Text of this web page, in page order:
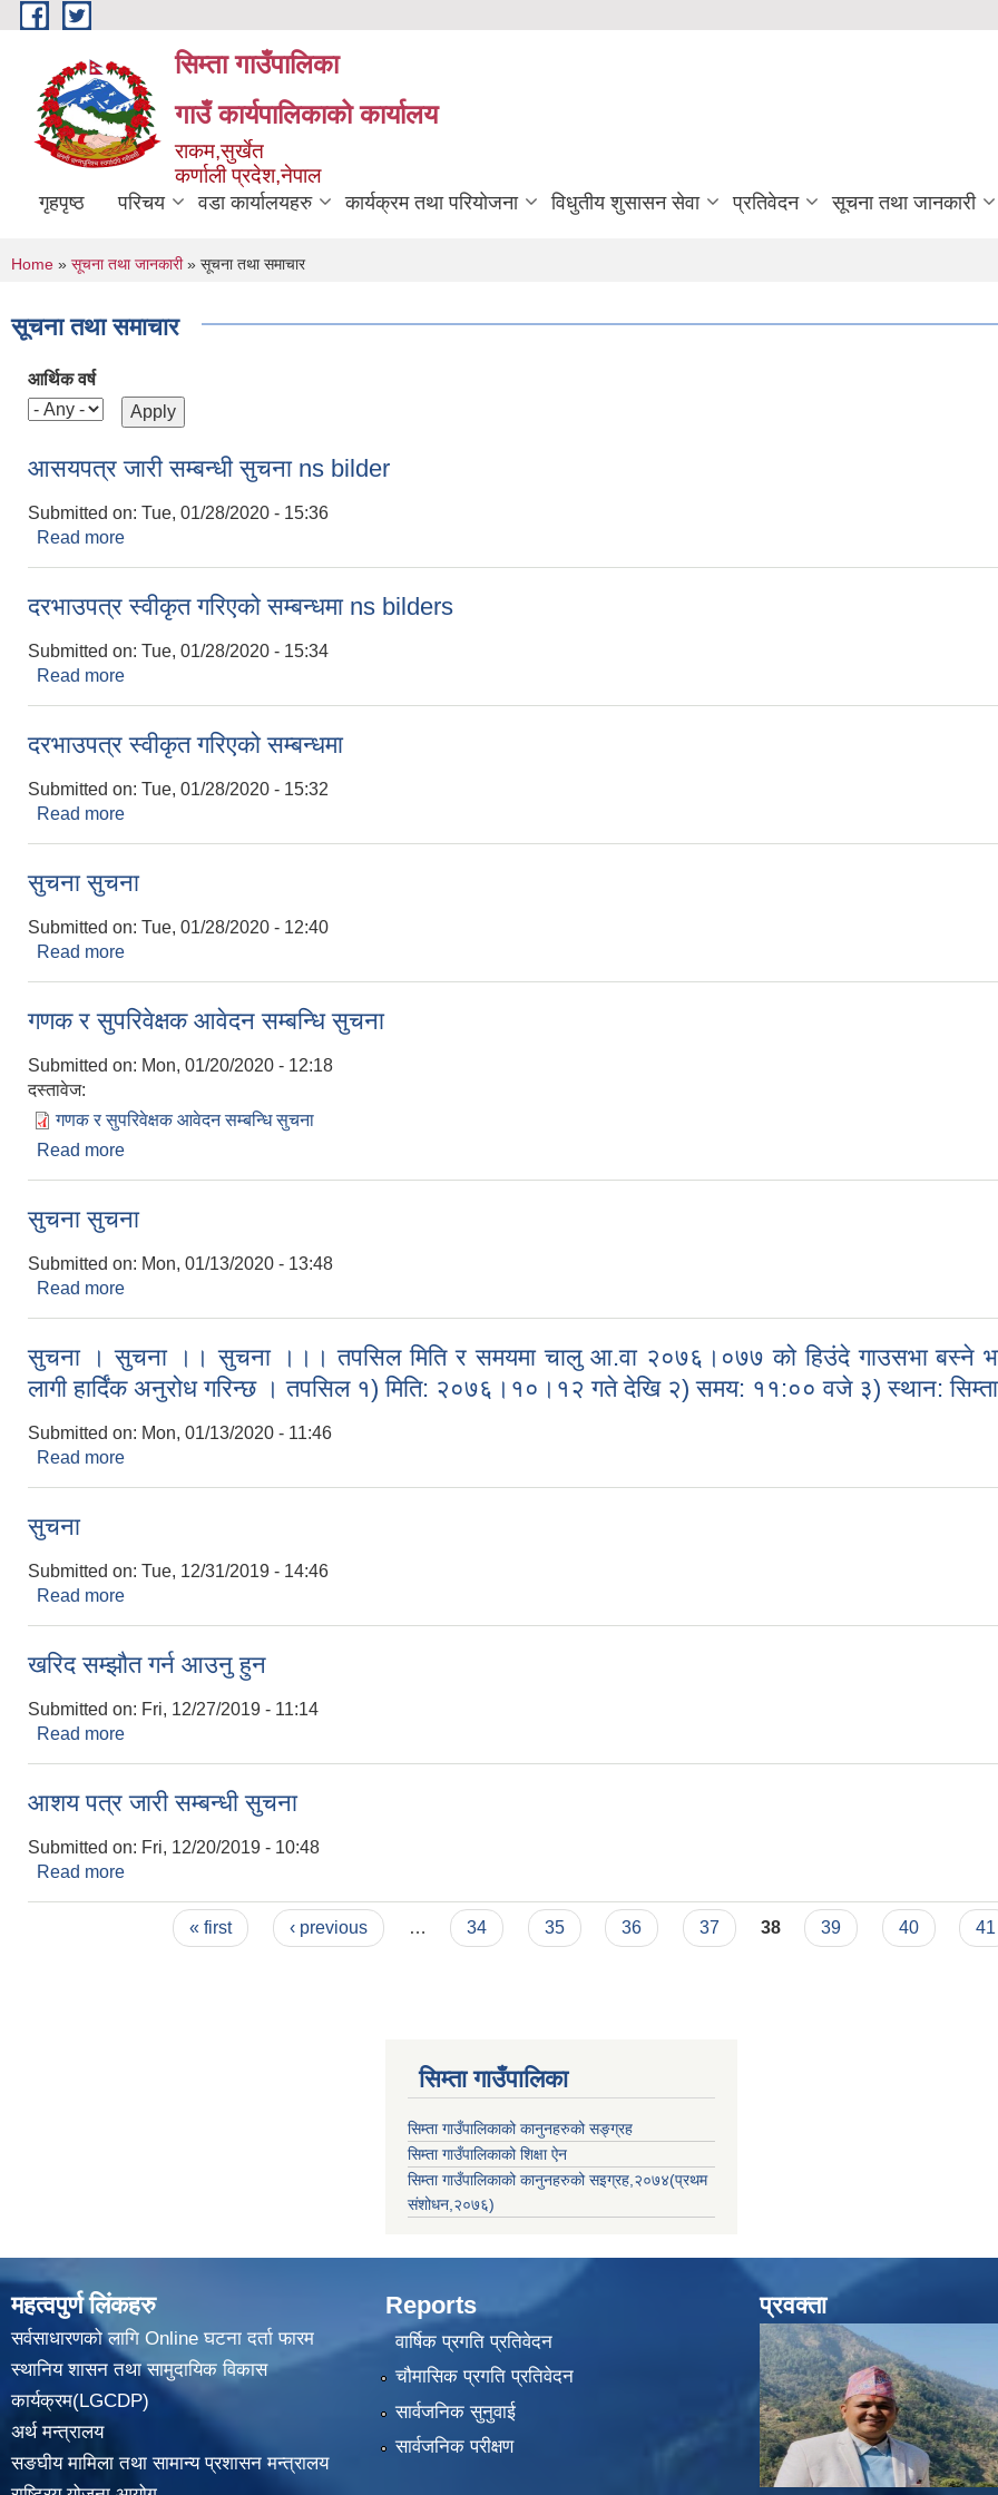
Skip to main content
सिम्ता गाउँपालिका
गाउँ कार्यपालिकाको कार्यालय
राकम,सुर्खेत
कर्णाली प्रदेश,नेपाल
गृहपृष्ठ परिचय वडा कार्यालयहरु कार्यक्रम तथा परियोजना विधुतीय शुसासन सेवा प्रतिवेदन सूचना तथा जानकारी
You are here
Home » सूचना तथा जानकारी» सूचना तथा समाचार
सूचना तथा समाचार
आर्थिक वर्ष
आसयपत्र जारी सम्बन्धी सुचना ns bilder
Submitted on: Tue, 01/28/2020 - 15:36
Read more
दरभाउपत्र स्वीकृत गरिएको सम्बन्धमा ns bilders
Submitted on: Tue, 01/28/2020 - 15:34
Read more
दरभाउपत्र स्वीकृत गरिएको सम्बन्धमा
Submitted on: Tue, 01/28/2020 - 15:32
Read more
सुचना सुचना
Submitted on: Tue, 01/28/2020 - 12:40
Read more
गणक र सुपरिवेक्षक आवेदन सम्बन्धि सुचना
Submitted on: Mon, 01/20/2020 - 12:18
दस्तावेज:
गणक र सुपरिवेक्षक आवेदन सम्बन्धि सुचना
Read more
सुचना सुचना
Submitted on: Mon, 01/13/2020 - 13:48
Read more
सुचना । सुचना ।। सुचना ।।। तपसिल मिति र समयमा चालु आ.वा २०७६।०७७ को हिउंदे गाउसभा बस्ने
लागी हार्दिंक अनुरोध गरिन्छ । तपसिल १) मिति: २०७६।१०।१२ गते देखि २) समय: ११:०० वजे ३) स्थान: सिम्ता
Submitted on: Mon, 01/13/2020 - 11:46
Read more
सुचना
Submitted on: Tue, 12/31/2019 - 14:46
Read more
खरिद सम्झौत गर्न आउनु हुन
Submitted on: Fri, 12/27/2019 - 11:14
Read more
आशय पत्र जारी सम्बन्धी सुचना
Submitted on: Fri, 12/20/2019 - 10:48
Read more
« first ‹ previous … 34 35 36 37 38 39 40 41
सिम्ता गाउँपालिका
सिम्ता गाउँपालिकाको कानुनहरुको सङ्ग्रह
सिम्ता गाउँपालिकाको शिक्षा ऐन
सिम्ता गाउँपालिकाको कानुनहरुको सइग्रह,२०७४(प्रथम
संशोधन,२०७६)
महत्वपुर्ण लिंकहरु
सर्वसाधारणको लागि Online घटना दर्ता फारम
स्थानिय शासन तथा सामुदायिक विकास
कार्यक्रम(LGCDP)
अर्थ मन्त्रालय
सङघीय मामिला तथा सामान्य प्रशासन मन्त्रालय
Reports
वार्षिक प्रगति प्रतिवेदन
चौमासिक प्रगति प्रतिवेदन
सार्वजनिक सुनुवाई
सार्वजनिक परीक्षण
प्रवक्ता